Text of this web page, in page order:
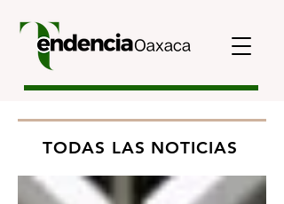
TODAS LAS NOTICIAS